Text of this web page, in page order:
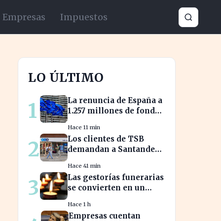
Empresas Impuestos
LO ÚLTIMO
1
La renuncia de España a
1.257 millones de fondos
proyectos clave
Hace 11 min
2
Los clientes de TSB
demandan a Santander
Northern Rock
afectadas
Hace 41 min
3
Las gestorías funerarias
se convierten en un
complicado proceso
administrativo tras un
Hace 1 h
Empresas cuentan